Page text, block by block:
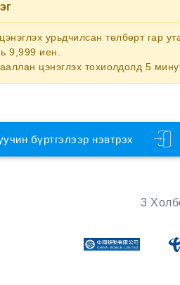
урьдчилсан төлбөрт гар
9,999 иен.
цэнэглэх тохиолдолд 5
бүртгэлээр нэвтрэх
3